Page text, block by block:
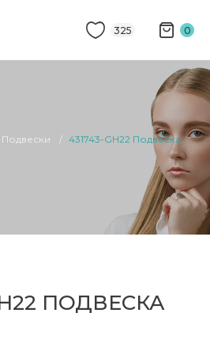
325 0
Подвески 431743-GH22 Подвеска
ПОДВЕСКА